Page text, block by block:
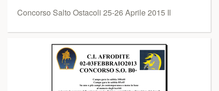
Concorso Salto Ostacoli 25-26 Aprile 2015 Il